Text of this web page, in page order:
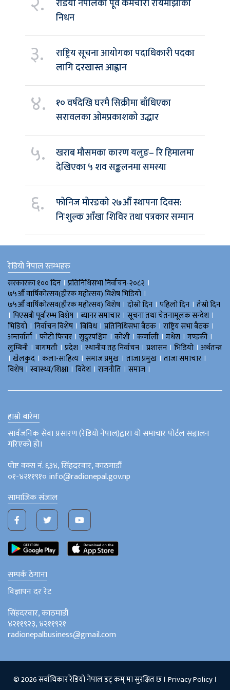
रेडियो नेपालका पूर्व कर्मचारी रायमाझीको
निधन
३.
राष्ट्रिय सूचना आयोगका पदाधिकारी पदका
लागि दरखास्त आह्वान
४.
१० वर्षदेखि घरमै सिक्रीमा बाँधिएका
सरावलका ओमप्रकाशको उद्धार
५.
खराब मौसमका कारण यलुङ– रि हिमालमा
देखिएका ५ शव सङ्कलनमा समस्या
६.
फोनिज मोरङको २७औँ स्थापना दिवस:
निःशुल्क आँखा शिविर तथा पत्रकार सम्मान
रेडियो नेपाल स्तम्भहरु
सरकारका १०० दिन । प्रतिनिधिसभा निर्वाचन-२०८२ ।
७५औँ वार्षिकोत्सव(हीरक महोत्सव) विशेष भिडियाे ।
७५औँ वार्षिकोत्सव(हीरक महोत्सव) विशेष । दोस्रो दिन । पहिलो दिन । तेस्रो दिन
। पिएसबी पूर्वारम्भ विशेष । ब्यानर समाचार । सूचना तथा चेतनामूलक सन्देश ।
भिडियाे । निर्वाचन विशेष । बिविध। प्रतिनिधिसभा बैठक । राष्ट्रिय सभा बैठक ।
अन्तर्वार्ता । फोटो फिचर । सुदुरपश्चिम । काेशी । कर्णाली । मधेस । गण्डकी ।
लुम्बिनी । बागमती । प्रदेश । स्थानीय तह निर्वाचन । प्रशासन । भिडियो । अर्थतन्त्र
। खेलकुद । कला-साहित्य । समाज प्रमुख । ताजा प्रमुख । ताजा समाचार ।
विशेष । स्वास्थ्य/शिक्षा । विदेश । राजनीति । समाज ।
हाम्रो बारेमा
सार्वजनिक सेवा प्रसारण (रेडियो नेपाल)द्वारा यो समाचार पोर्टल सञ्चालन
गरिएको हो।
पोष्ट वक्स नं. ६३४, सिंहदरवार, काठमाडौं
०१-४२११९१० info@radionepal.gov.np
सामाजिक संजाल
सम्पर्क ठेगाना
विज्ञापन दर रेट
सिंहदरवार, काठमाडौं
४२११९२३, ४२११९२१
radionepalbusiness@gmail.com
© 2026 सर्वाधिकार रेडियो नेपाल डट् कम् मा सुरक्षित छ । Privacy Policy।